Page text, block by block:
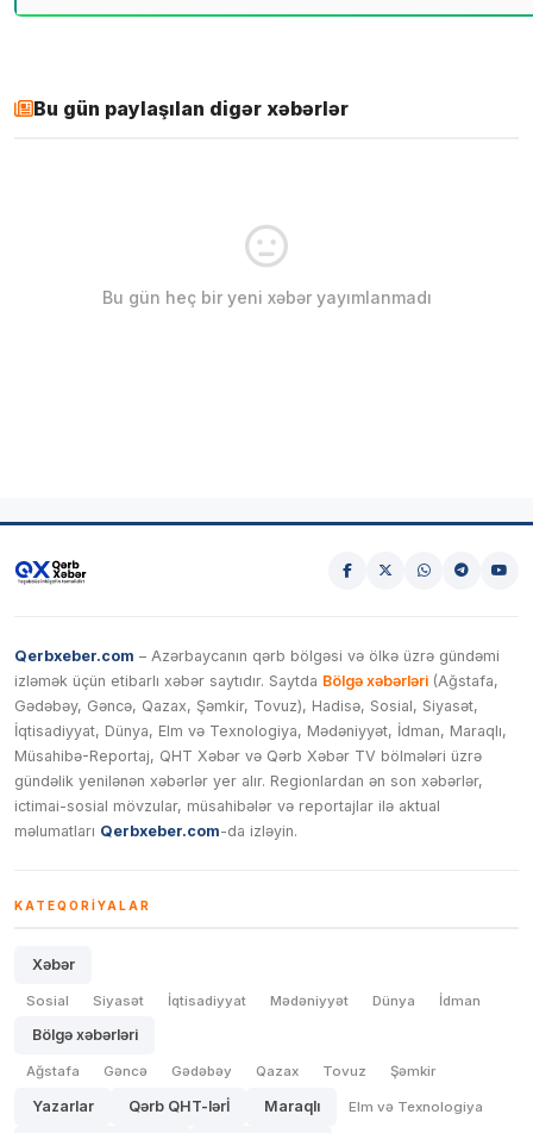
Bu gün paylaşılan digər xəbərlər
Bu gün heç bir yeni xəbər yayımlanmadı
Qerbxeber.com – Azərbaycanın qərb bölgəsi və ölkə üzrə gündəmi
izləmək üçün etibarlı xəbər saytıdır. Saytda Bölgə xəbərləri (Ağstafa,
Gədəbəy, Gəncə, Qazax, Şəmkir, Tovuz), Hadisə, Sosial, Siyasət,
İqtisadiyyat, Dünya, Elm və Texnologiya, Mədəniyyət, İdman, Maraqlı,
Müsahibə-Reportaj, QHT Xəbər və Qərb Xəbər TV bölmələri üzrə
gündəlik yenilənən xəbərlər yer alır. Regionlardan ən son xəbərlər,
ictimai-sosial mövzular, müsahibələr və reportajlar ilə aktual
məlumatları Qerbxeber.com-da izləyin.
KATEQORIYALAR
Xəbər
Sosial Siyasət İqtisadiyyat Mədəniyyət Dünya İdman
Bölgə xəbərləri
Ağstafa Gəncə Gədəbəy Qazax Tovuz Şəmkir
Yazarlar Qərb QHT-lərİ Maraqlı Elm və Texnologiya